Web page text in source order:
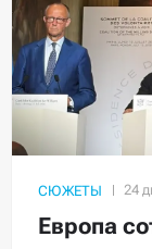
СЮЖЕТЫ
Европа